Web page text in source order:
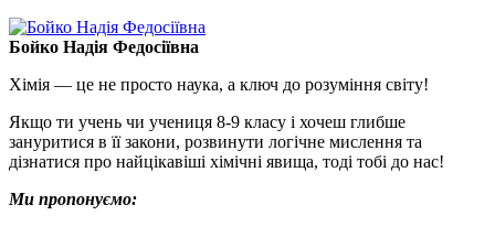
Бойко Надія Федосіївна
Хімія — це не просто наука, а ключ до розуміння світу!
Якщо ти учень чи учениця 8-9 класу і хочеш глибше
зануритися в її закони, розвинути логічне мислення та
дізнатися про найцікавіші хімічні явища, тоді тобі до нас!
Ми пропонуємо: